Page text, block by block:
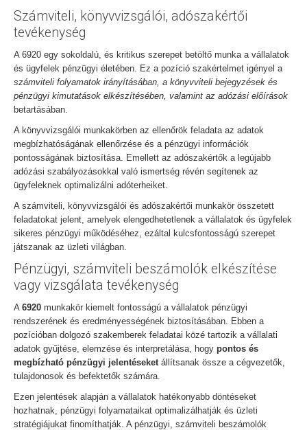
Számviteli, könyvvizsgálói, adószakértői
tevékenység
A 6920 egy sokoldalú, és kritikus szerepet betöltő munka a vállalatok
és ügyfelek pénzügyi életében. Ez a pozíció szakértelmet igényel a
számviteli folyamatok irányításában, a könyvviteli bejegyzések és
pénzügyi kimutatások elkészítésében, valamint az adózási előírások
betartásában.
A könyvvizsgálói munkakörben az ellenőrök feladata az adatok
megbízhatóságának ellenőrzése és a pénzügyi információk
pontosságának biztosítása. Emellett az adószakértők a legújabb
adózási szabályozásokkal való ismertség révén segítenek az
ügyfeleknek optimalizálni adóterheiket.
A számviteli, könyvvizsgálói és adószakértői munkakör összetett
feladatokat jelent, amelyek elengedhetetlenek a vállalatok és ügyfelek
sikeres pénzügyi működéséhez, ezáltal kulcsfontosságú szerepet
játszanak az üzleti világban.
Pénzügyi, számviteli beszámolók elkészítése
vagy vizsgálata tevékenység
A 6920 munkakör kiemelt fontosságú a vállalatok pénzügyi
rendszerének és eredményességének biztosításában. Ebben a
pozícióban dolgozó szakemberek feladatai közé tartozik a vállalati
adatok gyűjtése, elemzése és interpretálása, hogy pontos és
megbízható pénzügyi jelentéseketállítsanak össze a cégvezetők,
tulajdonosok és befektetők számára.
Ezen jelentések alapján a vállalatok hatékonyabb döntéseket
hozhatnak, pénzügyi folyamataikat optimalizálhatják és üzleti
stratégiájukat finomíthatják. A pénzügyi, számviteli beszámolók